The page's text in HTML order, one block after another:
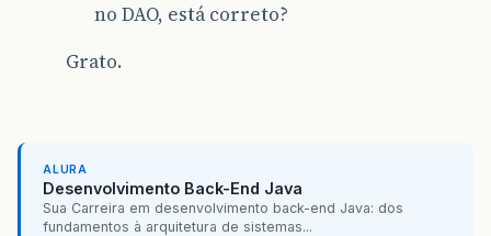
no DAO, está correto?
Grato.
ALURA
Desenvolvimento Back-End Java
Sua Carreira em desenvolvimento back-end Java: dos
fundamentos à arquitetura de sistemas...